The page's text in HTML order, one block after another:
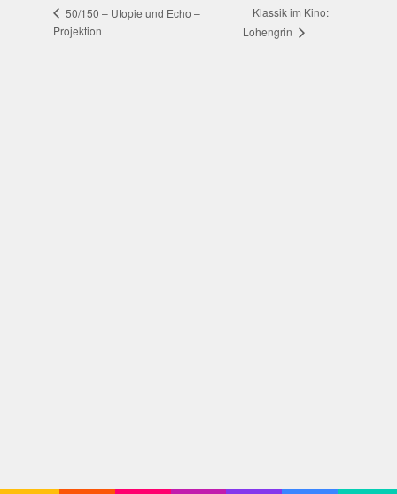
50/150 – Utopie und Echo –
Projektion
Klassik im Kino:
Lohengrin